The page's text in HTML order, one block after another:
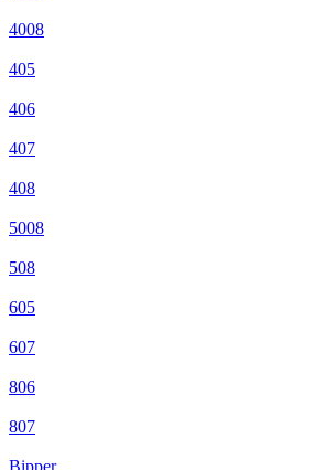
4008
405
406
407
408
5008
508
605
607
806
807
Bipper